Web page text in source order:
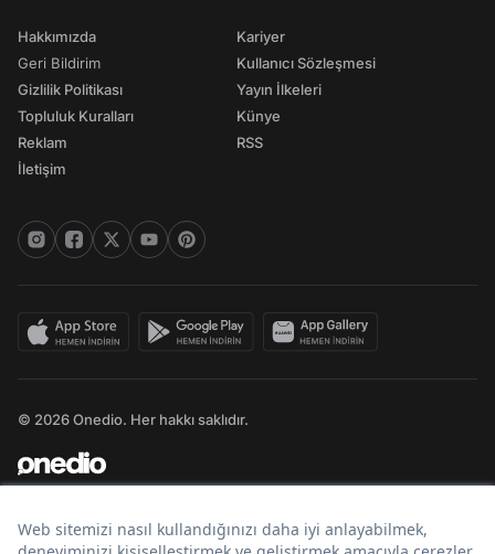
Hakkımızda
Geri Bildirim
Gizlilik Politikası
Topluluk Kuralları
Reklam
İletişim
Kariyer
Kullanıcı Sözleşmesi
Yayın İlkeleri
Künye
RSS
© 2026 Onedio. Her hakkı saklıdır.
Bir markasıdır.